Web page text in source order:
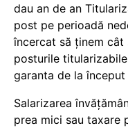
dau an de an
post pe perioadă
încercat să ținem
posturile
garanta de la
Salarizarea
prea mici sau taxare